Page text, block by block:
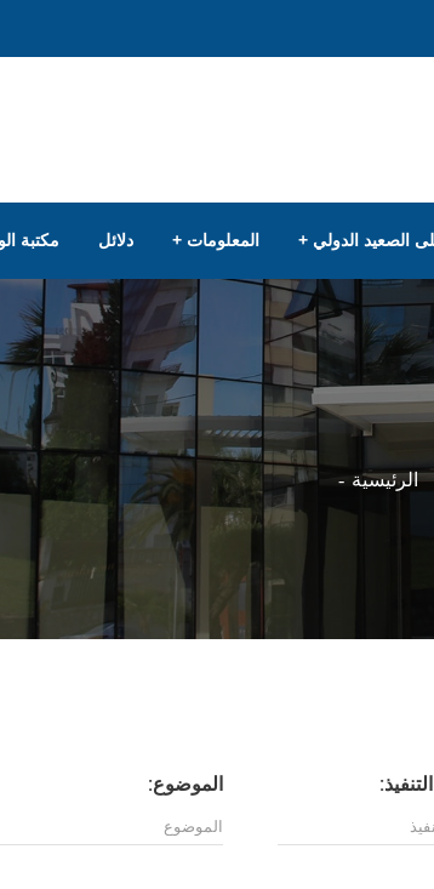
الصعيد الدولي المعلومات دلائل مكتبة
الرئيسية
الموضوع: